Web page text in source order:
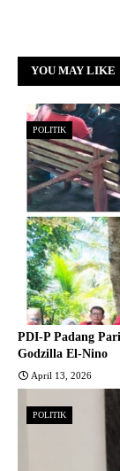
YOU MAY LIKE
POLITIK
PDI-P Padang
Godzilla El-Nino
April 13, 2026
POLITIK